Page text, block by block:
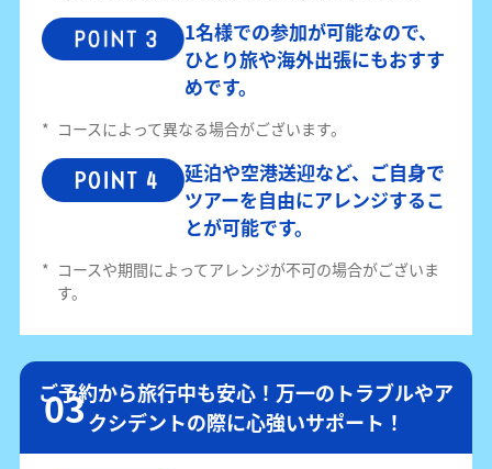
1名様での参加が可能なので、
ひとり旅や海外出張にもおすす
めです。
* コースによって異なる場合がございます。
延泊や空港送迎など、ご自身で
ツアーを自由にアレンジするこ
とが可能です。
* コースや期間によってアレンジが不可の場合がございま
す。
ご予約から旅行中も安心！万一のトラブルやア
クシデントの際に心強いサポート！